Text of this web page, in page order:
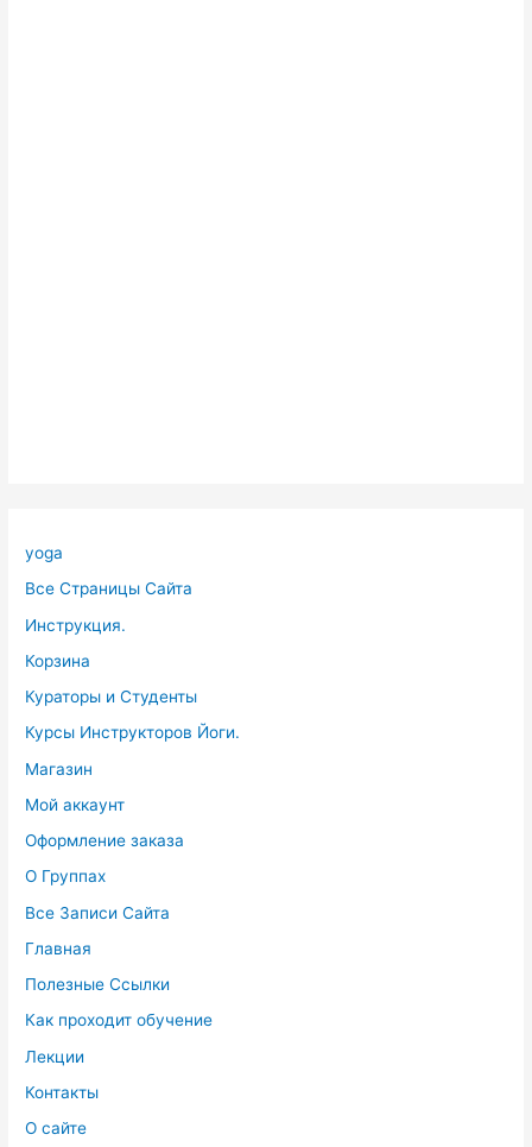
yoga
Все Страницы Сайта
Инструкция.
Корзина
Кураторы и Студенты
Курсы Инструкторов Йоги.
Магазин
Мой аккаунт
Оформление заказа
О Группах
Все Записи Сайта
Главная
Полезные Ссылки
Как проходит обучение
Лекции
Контакты
О сайте